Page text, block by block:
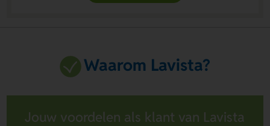
Waarom Lavista?
Jouw voordelen als klant van Lavista